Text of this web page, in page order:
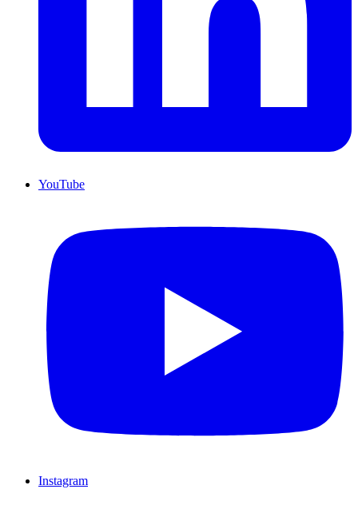
YouTube
Instagram